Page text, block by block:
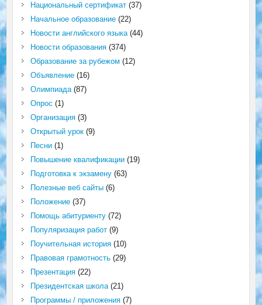
Национальный сертификат(37)
Начальное образование(22)
Новости английского языка(44)
Новости образования(374)
Образование за рубежом (12)
Объявление(16)
Олимпиада(87)
Опрос (1)
Организация(3)
Открытый урок(9)
Песни(1)
Повышение квалификации(19)
Подготовка к экзамену(63)
Полезные веб сайты(6)
Положение(37)
Помощь абитуриенту(72)
Популяризация работ(9)
Поучительная история(10)
Правовая грамотность(29)
Презентация(22)
Президентская школа(21)
Программы / приложения(7)